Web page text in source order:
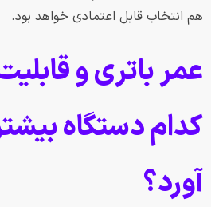
هم انتخاب قابل اعتمادی خواهد بود.
عمر باتری و
کدام دستگاه
آورد؟